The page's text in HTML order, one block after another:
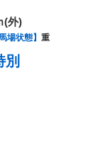
(外)
馬場状態】 重
別